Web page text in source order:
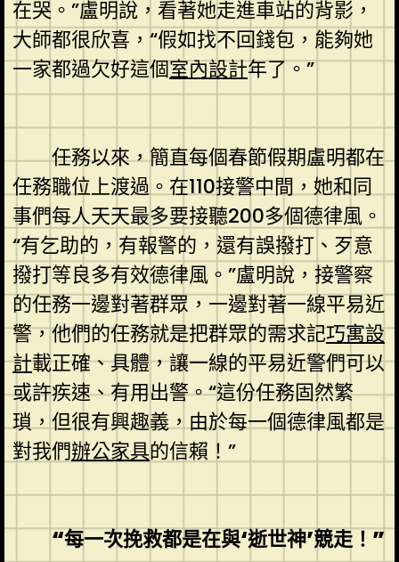
在哭。”盧明說，看著她走進車站的背影，
大師都很欣喜，“假如找不回錢包，能夠她
一家都過欠好這個室內設計年了。”
任務以來，簡直每個春節假期盧明都在
任務職位上渡過。在110接警中間，她和同
事們每人天天最多要接聽200多個德律風。
“有乞助的，有報警的，還有誤撥打、歹意
撥打等良多有效德律風。”盧明說，接警察
的任務一邊對著群眾，一邊對著一線平易近
警，他們的任務就是把群眾的需求記巧寓設
計載正確、具體，讓一線的平易近警們可以
或許疾速、有用出警。“這份任務固然繁
瑣，但很有興趣義，由於每一個德律風都是
對我們辦公家具的信賴！”
“每一次挽救都是在與‘逝世神’競走！”